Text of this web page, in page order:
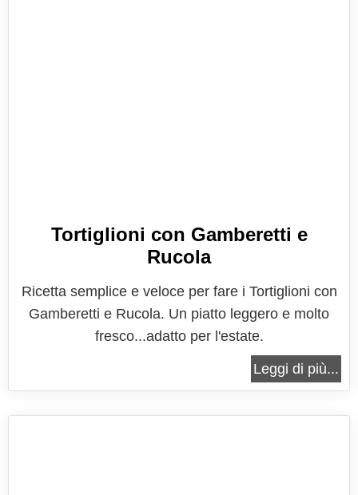
Tortiglioni con Gamberetti e
Rucola
Ricetta semplice e veloce per fare i Tortiglioni con
Gamberetti e Rucola. Un piatto leggero e molto
fresco...adatto per l'estate.
Leggi di più...